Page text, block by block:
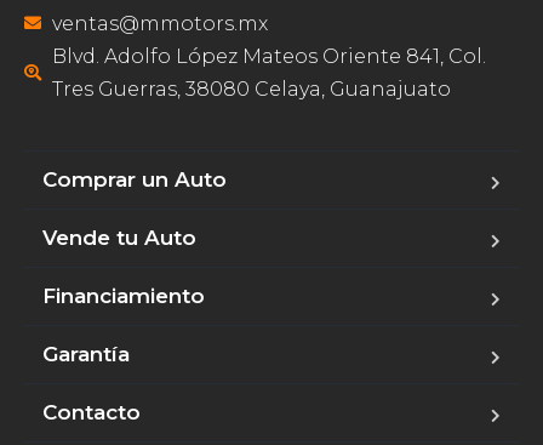
ventas@mmotors.mx
Blvd. Adolfo López Mateos Oriente 841, Col.
Tres Guerras, 38080 Celaya, Guanajuato
Comprar un Auto
Vende tu Auto
Financiamiento
Garantía
Contacto